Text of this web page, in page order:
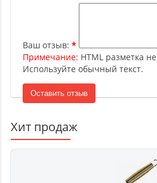
Ваш отзыв:
Примечание: HTML разметка
Используйте обычный текст.
Оставить отзыв
Хит продаж